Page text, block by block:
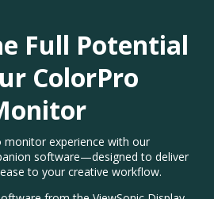
Full Potential
ColorPro
monitor experience with our
software—designed to deliver